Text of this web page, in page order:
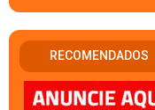
RECOMENDADOS